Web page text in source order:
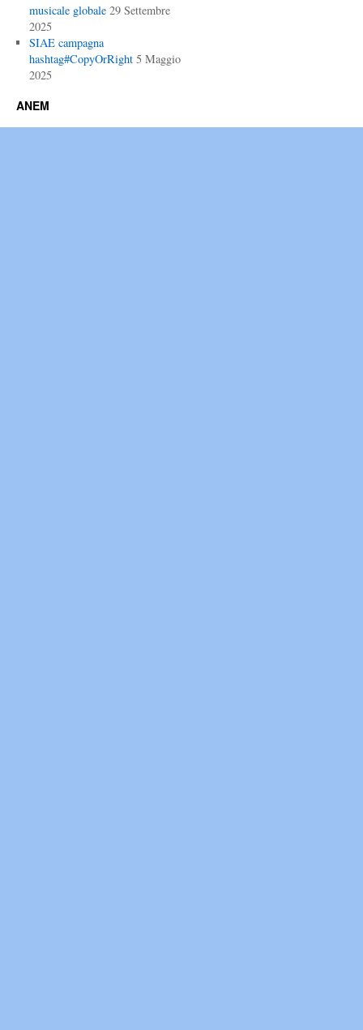
musicale globale 29 Settembre
2025
SIAE campagna
hashtag#CopyOrRight 5 Maggio
2025
ANEM